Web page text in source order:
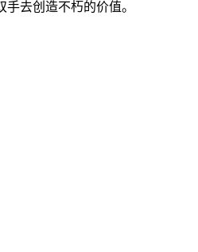
去创造不朽的价值。